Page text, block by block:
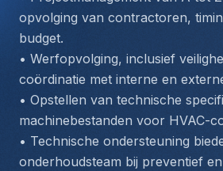
opvolging van contractoren,
budget.
• Werfopvolging, inclusief
coördinatie met interne en
• Opstellen van technische
machinebestanden voor HVAC-
• Technische ondersteuning
onderhoudsteam bij preventief